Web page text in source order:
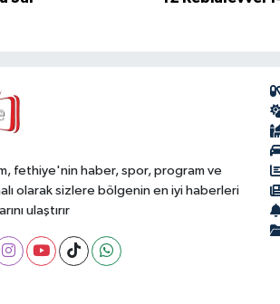
fethiye'nin haber, spor, program ve
olarak sizlere bölgenin en iyi haberleri
ulaştırır